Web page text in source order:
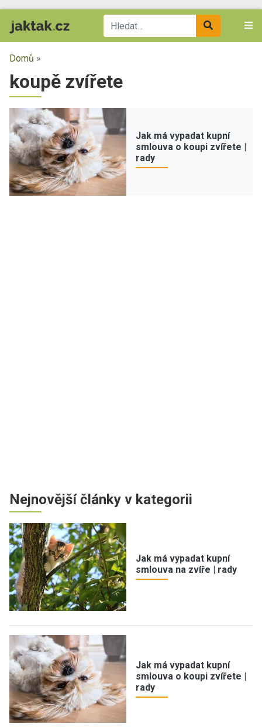
Domů »
koupě zvířete
Jak má vypadat kupní
smlouva o koupi zvířete |
rady
Nejnovější články v kategorii
Jak má vypadat kupní
smlouva na zvíře | rady
Jak má vypadat kupní
smlouva o koupi zvířete |
rady